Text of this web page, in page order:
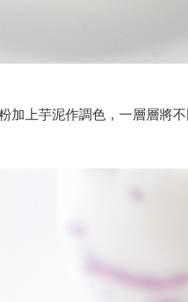
加上芋泥作調色，一層層將